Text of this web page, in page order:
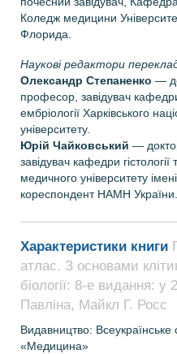
Коледж медицини
Флорида.
Наукові редактори
Олександр Степаненко —
професор, завідувач кафедри
ембріології Харківського
університету.
Юрій Чайковський —
завідувач кафедри
медичного університету
кореспондент НАМН України.
Характеристики книги
атлас. З основами
біології: 8-е видання:
Павліна, Майкл Г. Росс
Видавництво: Всеукраїнське
«Медицина»